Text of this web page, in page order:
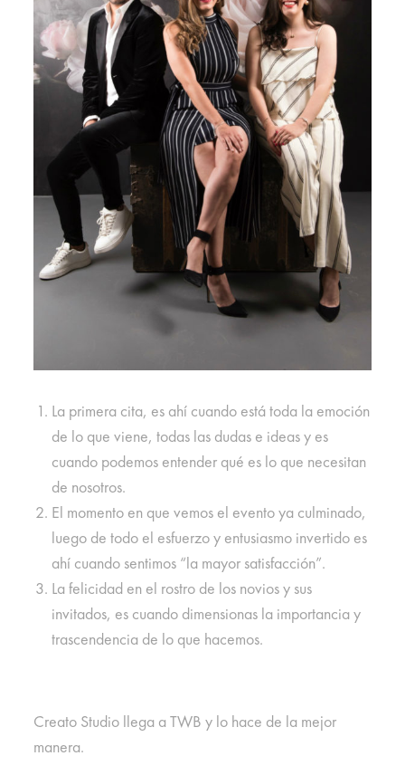
La primera cita, es ahí cuando está toda la emoción
de lo que viene, todas las dudas e ideas y es
cuando podemos entender qué es lo que necesitan
de nosotros.
El momento en que vemos el evento ya culminado,
luego de todo el esfuerzo y entusiasmo invertido es
ahí cuando sentimos “la mayor satisfacción”.
La felicidad en el rostro de los novios y sus
invitados, es cuando dimensionas la importancia y
trascendencia de lo que hacemos.
Creato Studio llega a TWB y lo hace de la mejor
manera.